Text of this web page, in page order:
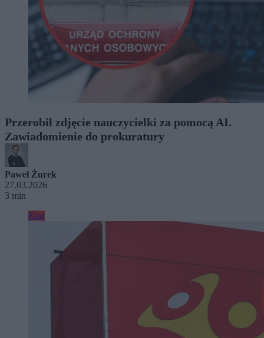
Przerobił zdjęcie nauczycielki za pomocą AI.
Zawiadomienie do prokuratury
Paweł Żurek
27.03.2026
3 min
Kraj